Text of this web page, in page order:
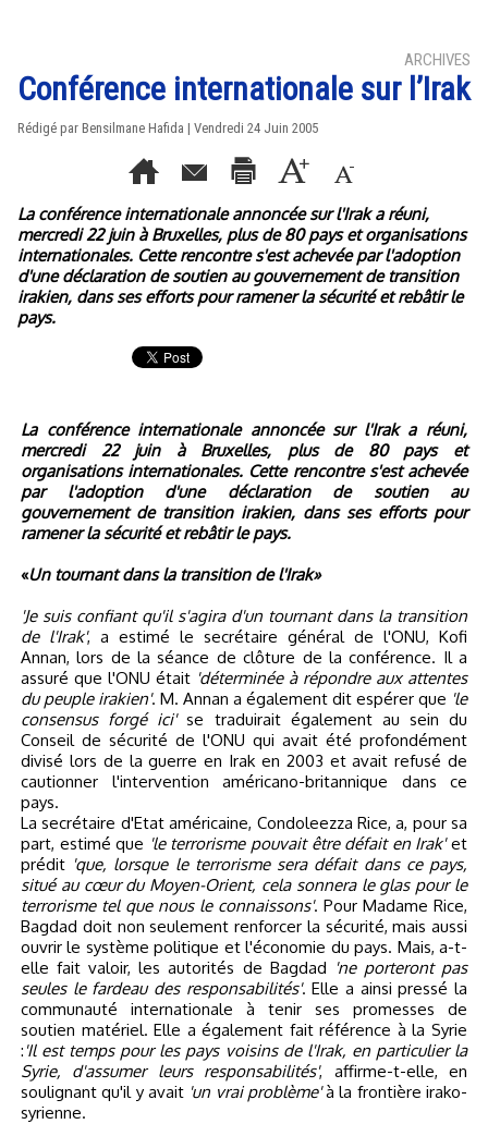
ARCHIVES
Conférence internationale sur l’Irak
Rédigé par Bensilmane Hafida | Vendredi 24 Juin 2005
La conférence internationale annoncée sur l'Irak a réuni,
mercredi 22 juin à Bruxelles, plus de 80 pays et organisations
internationales. Cette rencontre s'est achevée par l'adoption
d'une déclaration de soutien au gouvernement de transition
irakien, dans ses efforts pour ramener la sécurité et rebâtir le
pays.
La conférence internationale annoncée sur l'Irak a réuni,
mercredi 22 juin à Bruxelles, plus de 80 pays et
organisations internationales. Cette rencontre s'est achevée
par l'adoption d'une déclaration de soutien au
gouvernement de transition irakien, dans ses efforts pour
ramener la sécurité et rebâtir le pays.
«Un tournant dans la transition de l'Irak»
'Je suis confiant qu'il s'agira d'un tournant dans la transition
de l'Irak', a estimé le secrétaire général de l'ONU, Kofi
Annan, lors de la séance de clôture de la conférence. Il a
assuré que l'ONU était 'déterminée à répondre aux attentes
du peuple irakien'. M. Annan a également dit espérer que 'le
consensus forgé ici'se traduirait également au sein du
Conseil de sécurité de l'ONU qui avait été profondément
divisé lors de la guerre en Irak en 2003 et avait refusé de
cautionner l'intervention américano-britannique dans ce
pays.
La secrétaire d'Etat américaine, Condoleezza Rice, a, pour sa
part, estimé que 'le terrorisme pouvait être défait en Irak'et
prédit 'que, lorsque le terrorisme sera défait dans ce pays,
situé au cœur du Moyen-Orient, cela sonnera le glas pour le
terrorisme tel que nous le connaissons'. Pour Madame Rice,
Bagdad doit non seulement renforcer la sécurité, mais aussi
ouvrir le système politique et l'économie du pays. Mais, a-t-
elle fait valoir, les autorités de Bagdad 'ne porteront pas
seules le fardeau des responsabilités'. Elle a ainsi pressé la
communauté internationale à tenir ses promesses de
soutien matériel. Elle a également fait référence à la Syrie
: 'Il est temps pour les pays voisins de l'Irak, en particulier la
Syrie, d'assumer leurs responsabilités', affirme-t-elle, en
soulignant qu'il y avait 'un vrai problème'à la frontière irako-
syrienne.